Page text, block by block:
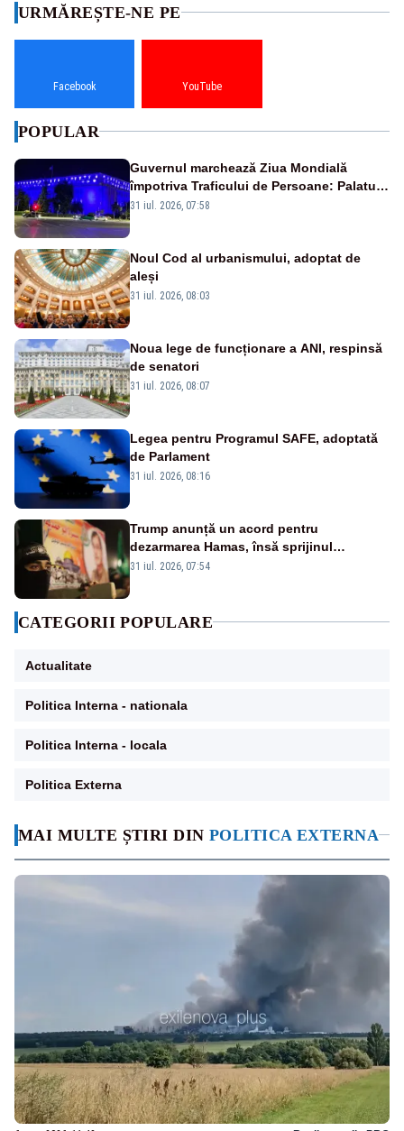
MAI MULTE ȘTIRI DIN POLITICA EXTERNA
URMĂREȘTE-NE PE
Facebook YouTube
POPULAR
Guvernul marchează Ziua Mondială
împotriva Traficului de Persoane: Palatul
Victoria, iluminat în albastru
31 iul. 2026, 07:58
Noul Cod al urbanismului, adoptat de
aleși
31 iul. 2026, 08:03
Noua lege de funcționare a ANI, respinsă
de senatori
31 iul. 2026, 08:07
Legea pentru Programul SAFE, adoptată
de Parlament
31 iul. 2026, 08:16
Trump anunță un acord pentru
dezarmarea Hamas, însă sprijinul
Israelului rămâne incert
31 iul. 2026, 07:54
CATEGORII POPULARE
Actualitate
Politica Interna - nationala
Politica Interna - locala
Politica Externa